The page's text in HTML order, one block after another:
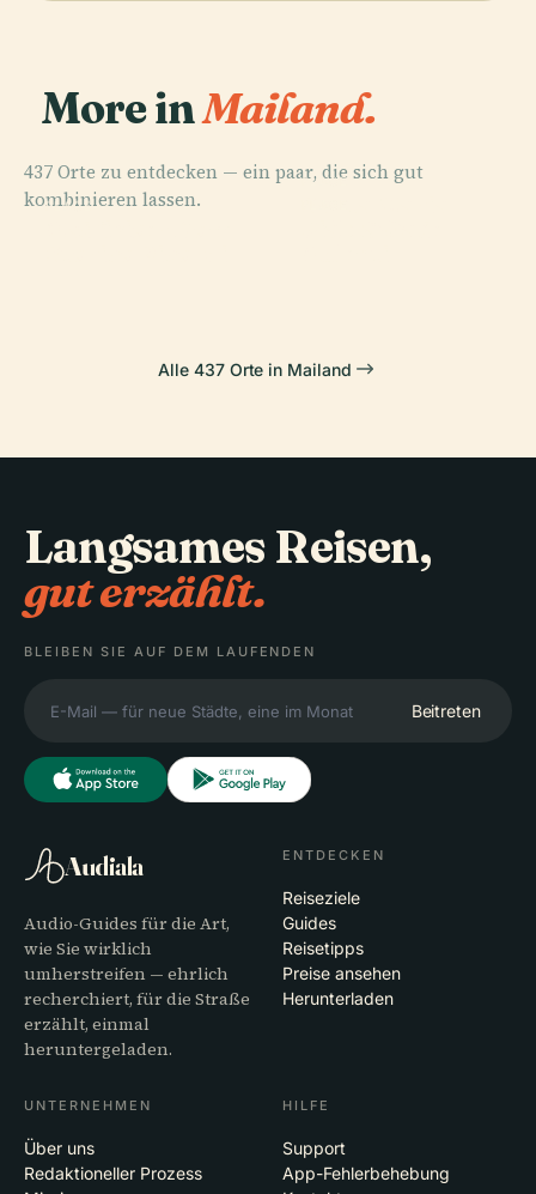
More inMailand.
437 Orte zu entdecken — ein paar, die sich gut
kombinieren lassen.
PLACE
PLACE
PLACE
Alle 437 Orte in Mailand
Langsames Reisen,
gut erzählt.
BLEIBEN SIE AUF DEM LAUFENDEN
Beitreten
Audiala
Audio-Guides für die Art,
wie Sie wirklich
umherstreifen — ehrlich
recherchiert, für die Straße
erzählt, einmal
heruntergeladen.
ENTDECKEN
Reiseziele
Guides
Reisetipps
Preise ansehen
Herunterladen
UNTERNEHMEN
Über uns
Redaktioneller Prozess
HILFE
Support
App-Fehlerbehebung